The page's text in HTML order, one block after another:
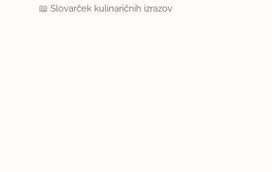
📖Slovarček kulinaričnih izrazov